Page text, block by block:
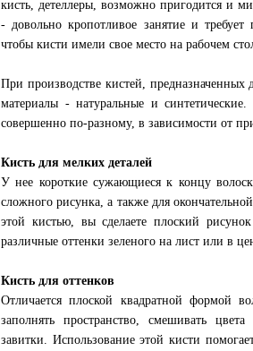
кисть, детеллеры, возможно пригодится и
- довольно кропотливое занятие и
чтобы кисти имели свое место на рабочем
При производстве кистей,
материалы - натуральные и
совершенно по-разному, в зависимости от
Кисть для мелких деталей
У нее короткие сужающиеся к концу
сложного рисунка, а также для
этой кистью, вы сделаете плоский
различные оттенки зеленого на лист или в
Кисть для оттенков
Отличается плоской квадратной формой
заполнять пространство, смешивать
завитки. Использование этой кисти